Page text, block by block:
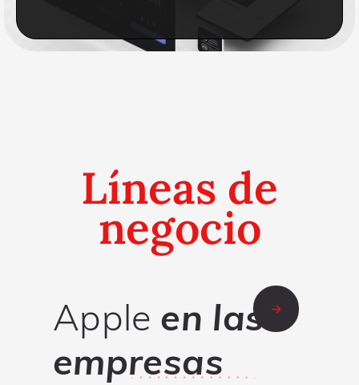
Líneas de
negocio
Apple en las
empresas